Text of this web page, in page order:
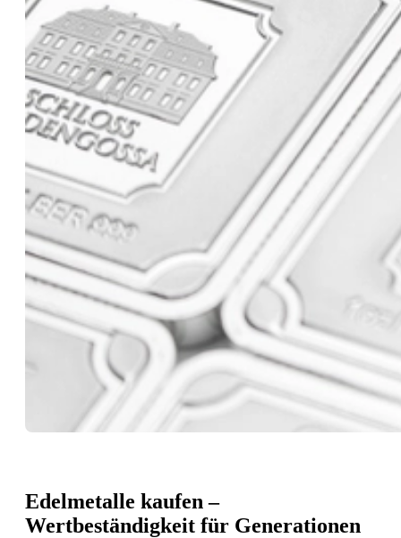
Edelmetalle kaufen –
Wertbeständigkeit für Generationen